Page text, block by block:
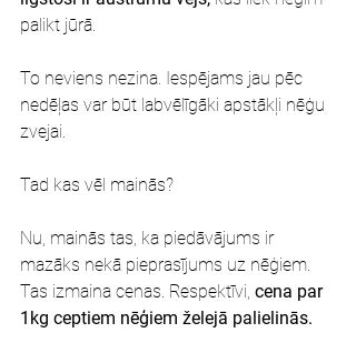
palikt jūrā.
To neviens nezina. Iespējams jau pēc
nedēļas var būt labvēlīgāki apstākļi nēģu
zvejai.
Tad kas vēl mainās?
Nu, mainās tas, ka piedāvājums ir
mazāks nekā pieprasījums uz nēģiem.
Tas izmaina cenas. Respektīvi, cena par
1kg ceptiem nēģiem želejā palielinās.